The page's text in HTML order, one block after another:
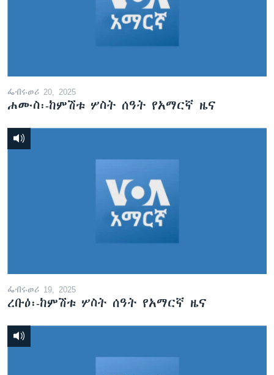
ፌብሩወሪ 20, 2025
ሐሙስ፡-ከምሽቱ ሦስት ሰዓት የአማርኛ ዜና
ፌብሩወሪ 19, 2025
ረቡዕ፡-ከምሽቱ ሦስት ሰዓት የአማርኛ ዜና